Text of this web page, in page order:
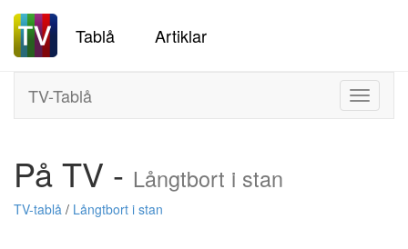
Tablå Artiklar
Toggle
TV-Tablå
På TV - Långtbort i stan
TV-tablå / Långtbort i stan